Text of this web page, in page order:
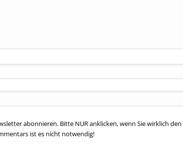
abonnieren. Bitte NUR anklicken, wenn Sie wirklich den
ist es nicht notwendig!